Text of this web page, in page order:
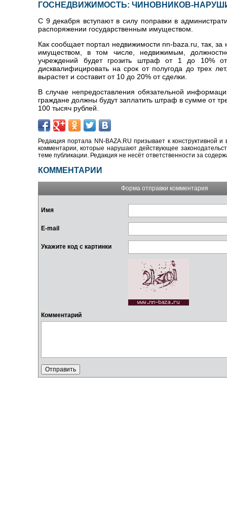
ГОСНЕДВИЖИМОСТЬ: ЧИНОВНИКОВ-
С 9 декабря вступают в силу поправки в
распоряжении государственным имуществом.
Как сообщает портал недвижимости nn-baza.ru, так,
имуществом, в том числе, недвижимым,
учреждений будет грозить штраф от 1 до 10%
дисквалифицировать на срок от полугода до трех
вырастет и составит от 10 до 20% от сделки.
В случае непредоставления обязательной
граждане должны будут заплатить штраф в сумме от
100 тысяч рублей.
Редакция портала NN-BAZA.RU призывает к конструктивной
комментарии, которые нарушают действующее
теме публикации. Редакция не несёт ответственности за
КОММЕНТАРИИ
Форма отправки комментария
Имя
E-mail
Укажите код с картинки
Комментарий